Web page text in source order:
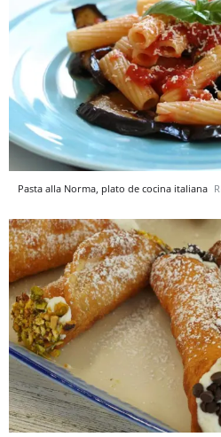
Pasta alla Norma, plato de cocina italiana